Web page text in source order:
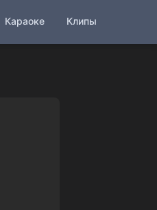
Караоке Клипы